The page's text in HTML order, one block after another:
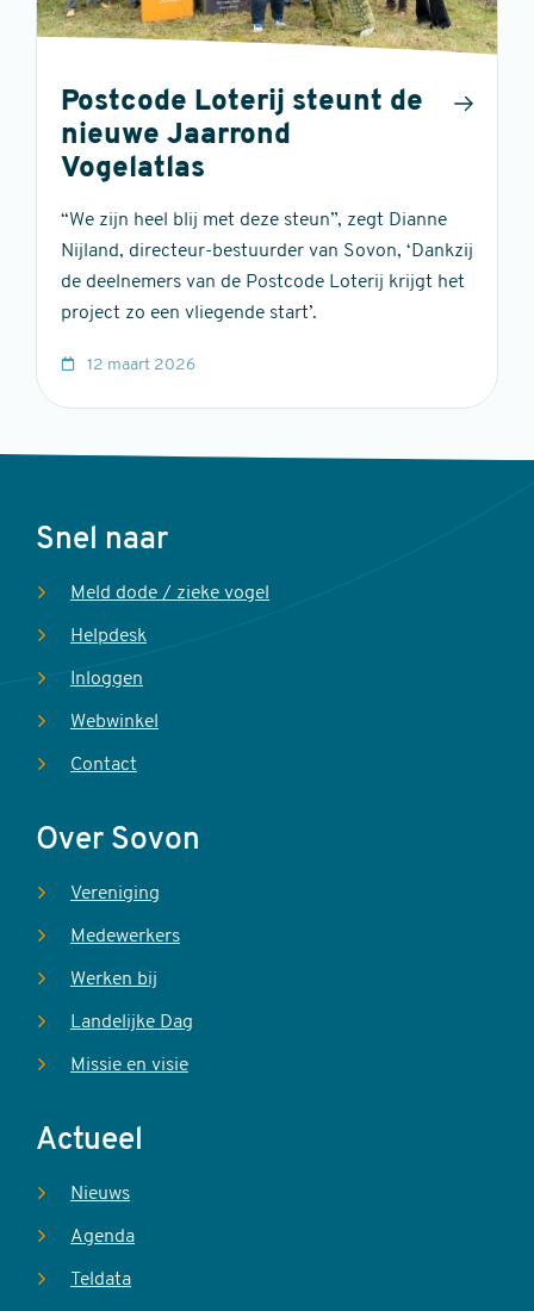
Postcode Loterij steunt de
nieuwe Jaarrond
Vogelatlas
“We zijn heel blij met deze steun”, zegt Dianne
Nijland, directeur-bestuurder van Sovon, ‘Dankzij
de deelnemers van de Postcode Loterij krijgt het
project zo een vliegende start’.
12 maart 2026
Voet
Snel naar
Meld dode / zieke vogel
Helpdesk
Inloggen
Webwinkel
Contact
Over Sovon
Vereniging
Medewerkers
Werken bij
Landelijke Dag
Missie en visie
Actueel
Nieuws
Agenda
Teldata